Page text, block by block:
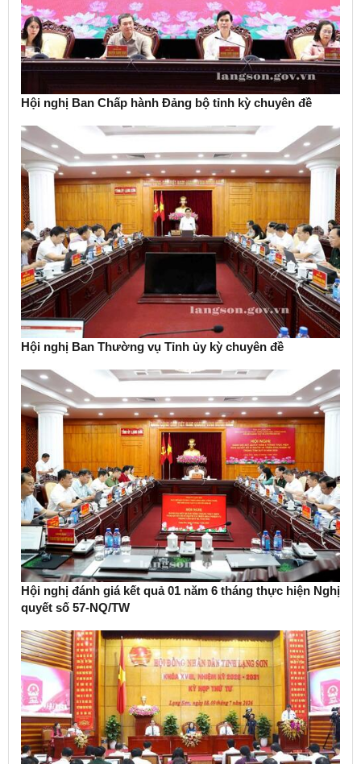
Hội nghị Ban Chấp hành Đảng bộ tỉnh kỳ chuyên đề
Hội nghị Ban Thường vụ Tỉnh ủy kỳ chuyên đề
Hội nghị đánh giá kết quả 01 năm 6 tháng thực hiện Nghị
quyết số 57-NQ/TW